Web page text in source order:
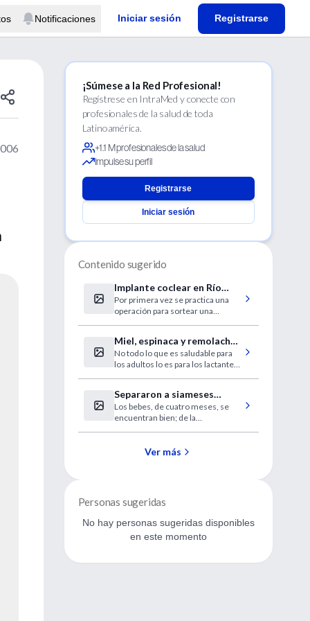
Notificaciones Iniciar sesión Registrarse
¡Súmese a la Red Profesional!
Regístrese en IntraMed y conecte con
profesionales de la salud de toda
Latinoamérica.
+1.1 M profesionales de la salud
Impulse su perfil
Registrarse
Iniciar sesión
Contenido sugerido
Implante coclear en Río
Grande
Por primera vez se practica una
operación para sortear una
Miel, espinaca y remolacha:
alimentos prohibidos para
niños menores de un año
No todo lo que es saludable para
los adultos lo es para los lactantes.
potencialmente alergénicos, no
aconsejados por los especialistas.
Separaron a siameses
unidos por la espalda
Los bebes, de cuatro meses, se
encuentran bien; de la
Ver más
Personas sugeridas
No hay personas sugeridas disponibles
en este momento